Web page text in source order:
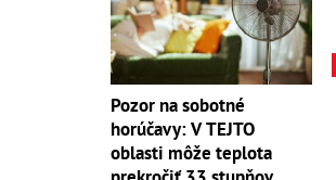
Pozor na sobotné
horúčavy: V TEJTO
oblasti môže teplota